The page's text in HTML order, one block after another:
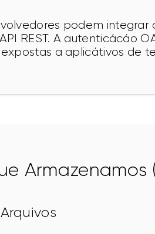
podem integrar
REST. A autenticácáo
a aplicátivos de
Armazenamos